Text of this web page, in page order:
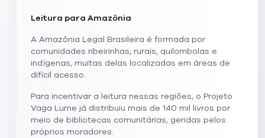
Leitura para Amazônia
A Amazônia Legal Brasileira é formada por
comunidades ribeirinhas, rurais, quilombolas e
indígenas, muitas delas localizadas em áreas de
difícil acesso.
Para incentivar a leitura nessas regiões, o Projeto
Vaga Lume já distribuiu mais de 140 mil livros por
meio de bibliotecas comunitárias, geridas pelos
próprios moradores.